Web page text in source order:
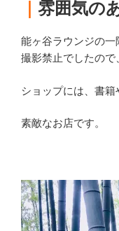
雰囲気の
能ヶ谷ラウンジの
撮影禁止でしたので
ショップには、書籍
素敵なお店です。